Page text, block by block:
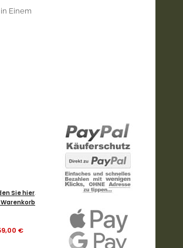
Einem
Sie hier.
€